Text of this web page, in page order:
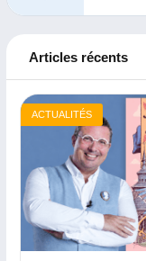
Articles récents
ACTUALITÉS